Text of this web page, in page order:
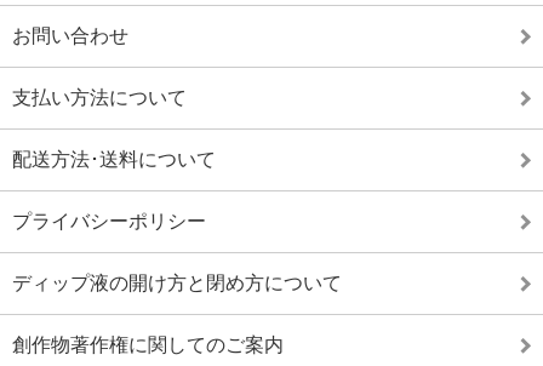
お問い合わせ
支払い方法について
配送方法･送料について
プライバシーポリシー
ディップ液の開け方と閉め方について
創作物著作権に関してのご案内